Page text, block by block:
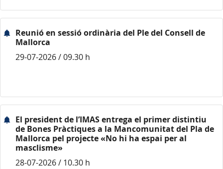
Reunió en sessió ordinària del Ple del Consell de
Mallorca
29-07-2026 / 09.30 h
El president de l’IMAS entrega el primer distintiu
de Bones Pràctiques a la Mancomunitat del Pla de
Mallorca pel projecte «No hi ha espai per al
masclisme»
28-07-2026 / 10.30 h